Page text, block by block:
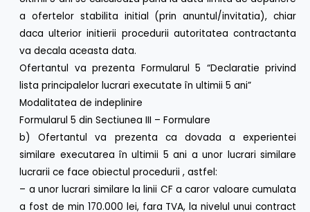
a ofertelor stabilita initial (prin anuntul/invitatia), chiar
daca ulterior initierii procedurii autoritatea contractanta
va decala aceasta data.
Ofertantul va prezenta Formularul 5 “Declaratie privind
lista principalelor lucrari executate în ultimii 5 ani”
Modalitatea de indeplinire
Formularul 5 din Sectiunea III – Formulare
b) Ofertantul va prezenta ca dovada a experientei
similare executarea în ultimii 5 ani a unor lucrari similare
lucrarii ce face obiectul procedurii , astfel:
– a unor lucrari similare la linii CF a caror valoare cumulata
a fost de min 170.000 lei, fara TVA, la nivelul unui contract